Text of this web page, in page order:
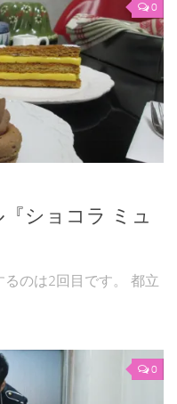
0
ショコラ ミュ
のは2回目です。 都立
0